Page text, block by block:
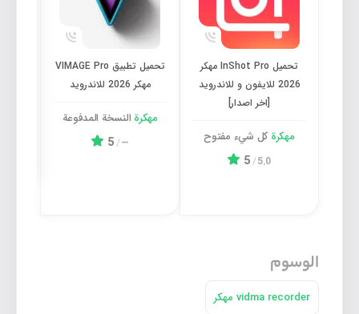
تحميل InShot Pro مهكر 2026 للايفون و للاندرويد [اخر اصدار]
تحميل InShot Pro مهكر
2026 للايفون و للاندرويد
[اخر اصدار]
مهكرة كل شيء مفتوح
5.0
/
5
تحميل تطبيق VIMAGE Pro مهكر 2026 للاندرويد
تحميل تطبيق VIMAGE Pro
مهكر 2026 للاندرويد
مهكرةالنسخة المدفوعة
—
/
5
الوسوم
vidma recorder مهكر